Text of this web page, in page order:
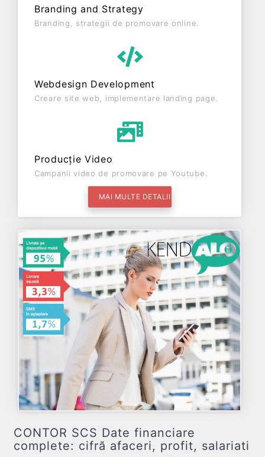
Branding and Strategy
Branding, strategii de promovare online.
Webdesign Development
Creare site web, implementare landing page.
Producție Video
Campanii video de promovare pe Youtube.
MAI MULTE DETALII
CONTOR SCS Date financiare
complete: cifră afaceri, profit, salariati